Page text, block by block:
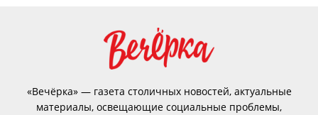
«Вечёрка» — газета столичных новостей, актуальные
материалы, освещающие социальные проблемы,